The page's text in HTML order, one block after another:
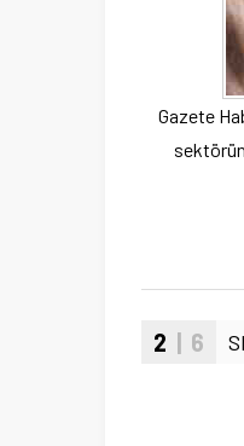
Gazete
2 | 6